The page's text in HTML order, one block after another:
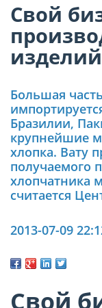
Свой
Большая
Бразилии,
крупнейшие
хлопка. Вату
получаемого
хлопчатника
считается
2013-07-09
Свой